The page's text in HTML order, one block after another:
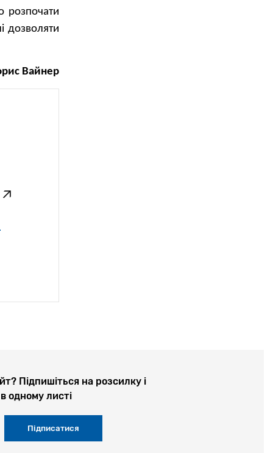
розпочати
дозволяти
Вайнер
Підпишіться на розсилку і
одному листі